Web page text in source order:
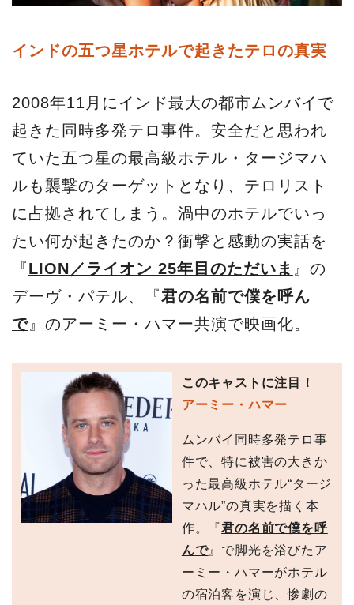
インドの五つ星ホテルで起きたテロの真実
2008年11月にインド最大の都市ムンバイで
起きた同時多発テロ事件。安全だと思われ
ていた五つ星の最高級ホテル・タージマハ
ルも襲撃のターゲットとなり、テロリスト
に占拠されてしまう。渦中のホテルでいっ
たい何が起きたのか？衝撃と感動の実話を
『LION／ライオン 25年目のただいま 』の
デーヴ・パテル、『君の名前で僕を呼ん
で』のアーミー・ハマー共演で映画化。
このキャストに注目！
アーミー・ハマー
ムンバイ同時多発テロ事
件で、特に被害の大きか
った最高級ホテル“タージ
マハル”の真実を描く本
作。『君の名前で僕を呼
んで』で脚光を浴びたア
ーミー・ハマーがホテル
の宿泊客を演じ、惨劇の